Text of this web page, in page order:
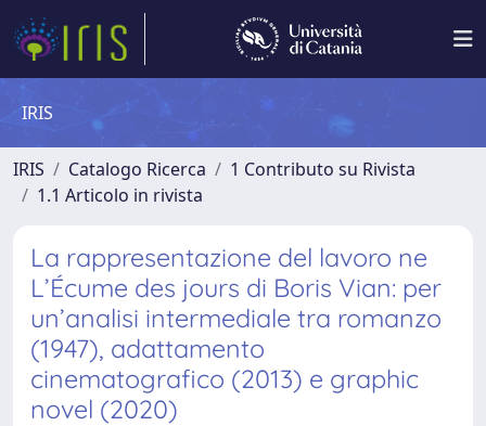
IRIS
IRIS Catalogo Ricerca
1 Contributo su Rivista
1.1 Articolo in rivista
La rappresentazione del lavoro ne
L’Écume des jours di Boris Vian: per
un’analisi intermediale tra romanzo
(1947), adattamento
cinematografico (2013) e graphic
novel (2020)